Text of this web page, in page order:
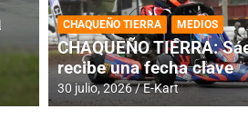
RMC BUENOS
histórica en
4 agosto, 2026 E-Kart
CHAQUEÑO TIERRA MEDIOS
CHAQUEÑO TIERRA:
recibe una fecha clave
30 julio, 2026 E-Kart